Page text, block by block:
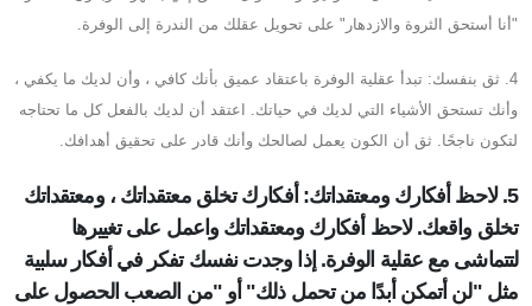
"أنا أستحق الثروة والازدهار" على تحويل عقلك من الندرة إلى الوفرة.
4. ثق بنفسك: تبدأ عقلية الوفرة باعتقاد عميق بأنك كافي ، وأن لديك ما يكفي ،
وأنك تستحق الأشياء التي لديك في حياتك. اعتقد أن لديك بالفعل كل ما تحتاجه
لتكون ناجحًا. ثق أن الكون يعمل لصالحك وأنك قادر على تحقيق أهدافك.
5. لاحظ أفكارك ومعتقداتك: أفكارك تخلق معتقداتك ، ومعتقداتك
تخلق واقعك. لاحظ أفكارك ومعتقداتك واعمل على تغييرها
لتتماشى مع عقلية الوفرة. إذا وجدت نفسك تفكر في أفكار سلبية
مثل "لن أتمكن أبدًا من تحمل ذلك" أو "من الصعب الحصول على